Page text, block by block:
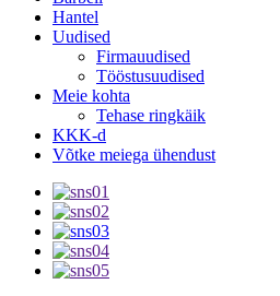
Hantel
Uudised
Firmauudised
Tööstusuudised
Meie kohta
Tehase ringkäik
KKK-d
Võtke meiega ühendust